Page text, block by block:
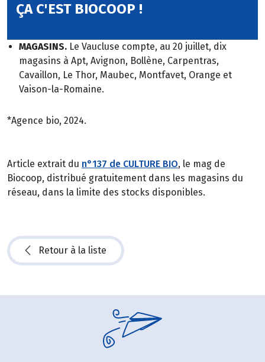
ÇA C'EST BIOCOOP !
MAGASINS. Le Vaucluse compte, au 20 juillet, dix
magasins à Apt, Avignon, Bollène, Carpentras,
Cavaillon, Le Thor, Maubec, Montfavet, Orange et
Vaison-la-Romaine.
*Agence bio, 2024.
Article extrait du n°137 de CULTURE BIO, le mag de
Biocoop, distribué gratuitement dans les magasins du
réseau, dans la limite des stocks disponibles.
Retour à la liste